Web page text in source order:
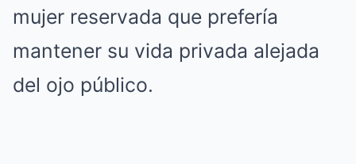
mujer reservada que prefería
mantener su vida privada alejada
del ojo público.